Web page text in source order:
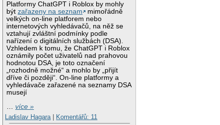
Platformy ChatGPT i Roblox by mohly
býtzařazeny na seznam
mimořádně
velkých on-line platforem nebo
internetových vyhledávačů, na něž se
vztahují zvláštní podmínky podle
nařízení o digitálních službách (DSA).
Vzhledem k tomu, že ChatGPT i Roblox
oznámily počet uživatelů nad prahovou
hodnotou DSA, je toto označení
„rozhodně možné“ a mohlo by „přijít
dříve či později“. On-line platformy a
vyhledávače zařazené na seznamy DSA
musejí
…více »
Ladislav Hagara| Komentářů: 11